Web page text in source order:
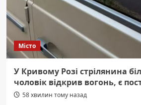
Місто
У Кривому Розі стрілянина
чоловік відкрив вогонь, є
58 хвилин тому назад